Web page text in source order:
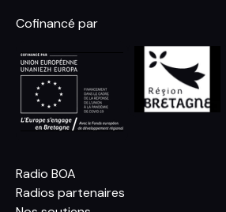
Cofinancé par
Radio BOA
Radios partenaires